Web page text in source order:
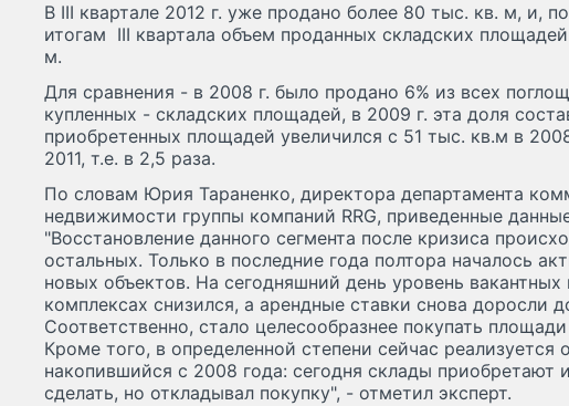
В III квартале 2012 г. уже продано более 80 тыс. кв. м, и,
итогам III квартала объем проданных складских
м.
Для сравнения - в 2008 г. было продано 6% из всех
купленных - складских площадей, в 2009 г. эта доля
приобретенных площадей увеличился с 51 тыс. кв.м в
2011, т.е. в 2,5 раза.
По словам Юрия Тараненко, директора департамента
недвижимости группы компаний RRG, приведенные
"Восстановление данного сегмента после кризиса
остальных. Только в последние года полтора началось
новых объектов. На сегодняшний день уровень
комплексах снизился, а арендные ставки снова доросли
Соответственно, стало целесообразнее покупать
Кроме того, в определенной степени сейчас реализуется
накопившийся с 2008 года: сегодня склады приобретают
сделать, но откладывал покупку", - отметил эксперт.